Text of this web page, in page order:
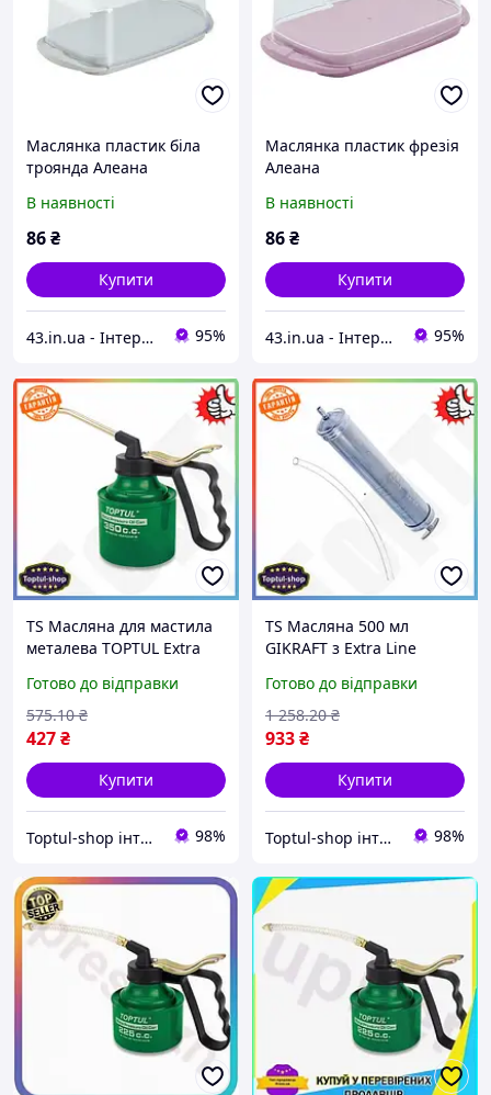
Маслянка пластик біла
троянда Алеана
В наявності
86₴
Купити
43.in.ua - Інтернет-магазин з широким асортиментом різних товарів для Вашого життя та комфорту 95%
Маслянка пластик фрезія
Алеана
В наявності
86₴
Купити
43.in.ua - Інтернет-магазин з широким асортиментом різних товарів для Вашого життя та комфорту 95%
TS Масляна для мастила
металева TOPTUL Extra
наконечник шприц для
олії механіків SHT55_Q
Готово до відправки
427₴
575.10 ₴
Купити
Toptul-shop інтернет магазин 98%
TS Масляна 500 мл
GIKRAFT з Extra Line
шприц для змащування
механізмів та деталей
SHT55_Q
Готово до відправки
933₴
1 258.20 ₴
Купити
Toptul-shop інтернет магазин 98%